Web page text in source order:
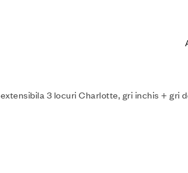
3 locuri Charlotte, gri inchis + gri